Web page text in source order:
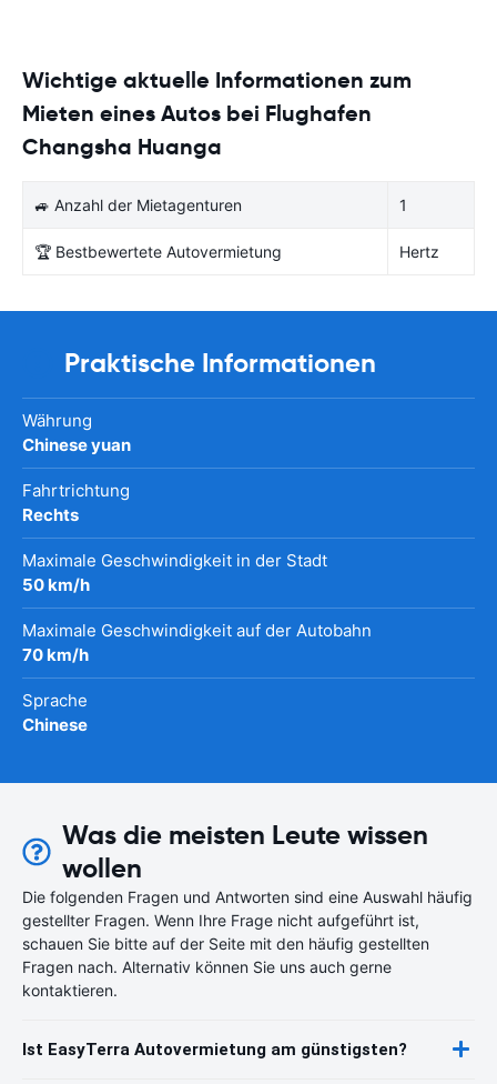
Wichtige aktuelle Informationen zum
Mieten eines Autos bei Flughafen
Changsha Huanga
🚙 Anzahl der Mietagenturen 1
🏆 Bestbewertete Autovermietung Hertz
Praktische Informationen
Währung
Chinese yuan
Fahrtrichtung
Rechts
Maximale Geschwindigkeit in der Stadt
50 km/h
Maximale Geschwindigkeit auf der Autobahn
70 km/h
Sprache
Chinese
Was die meisten Leute wissen
wollen
Die folgenden Fragen und Antworten sind eine Auswahl häufig
gestellter Fragen. Wenn Ihre Frage nicht aufgeführt ist,
schauen Sie bitte auf der Seite mit den häufig gestellten
Fragen nach. Alternativ können Sie uns auch gerne
kontaktieren.
Ist EasyTerra Autovermietung am günstigsten?